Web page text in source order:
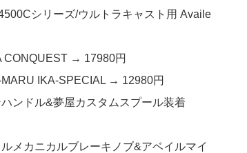
シリーズ/ウルトラキャスト用 Availe
CONQUEST → 17980円
IKA-SPECIAL → 12980円
ンドル&夢屋カスタムスプール装着
メカニカルブレーキノブ&アベイルマイ